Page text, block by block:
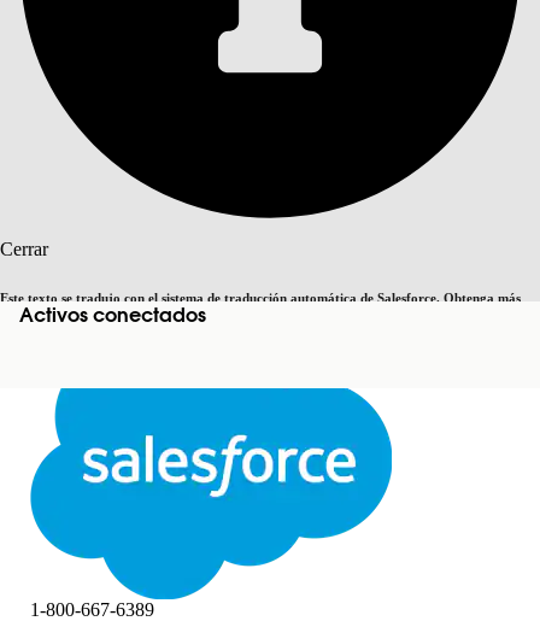
Cerrar
Este texto se tradujo con el sistema de traducción automática de Salesforce. Obtenga más
detallesaquí. Cambiar a inglés
Cerrar Cerrar
Activos conectados
Índice de materias
Buscar
1-800-667-6389